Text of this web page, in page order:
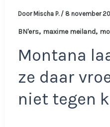
Door Mischa P. / 8 november
BN'ers, maxime meiland,
Montana
ze daar
niet tegen